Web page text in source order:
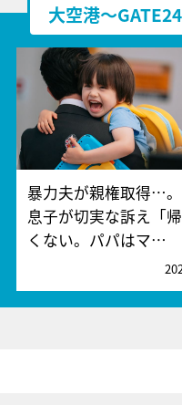
大空港～
暴力夫が親権取得…
息子が切実な訴え「
くない。パパはマ…